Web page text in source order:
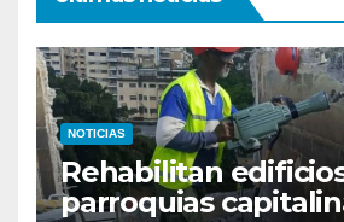
NOTICIAS
Rehabilitan
parroquias